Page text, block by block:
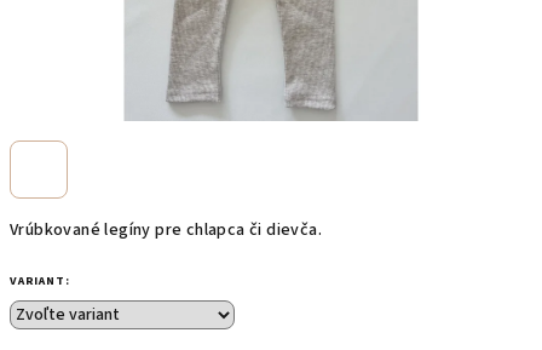
Vrúbkované legíny pre chlapca či dievča.
VARIANT: